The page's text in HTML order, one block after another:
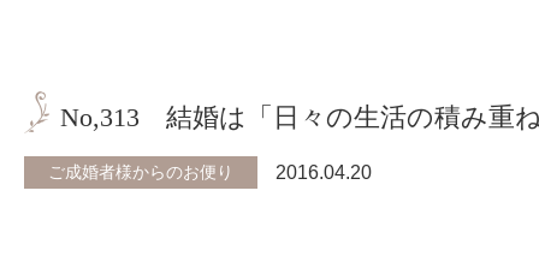
No,313 結婚は「日々の生活の積み重
ご成婚者様からのお便り 2016.04.20